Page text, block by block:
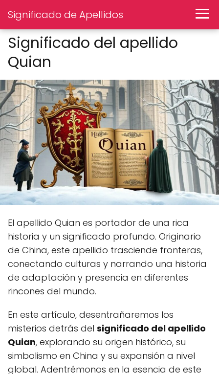
Significado de Apellidos
Significado del apellido
Quian
El apellido Quian es portador de una rica
historia y un significado profundo. Originario
de China, este apellido trasciende fronteras,
conectando culturas y narrando una historia
de adaptación y presencia en diferentes
rincones del mundo.
En este artículo, desentrañaremos los
misterios detrás del significado del apellido
Quian, explorando su origen histórico, su
simbolismo en China y su expansión a nivel
global. Adentrémonos en la esencia de este